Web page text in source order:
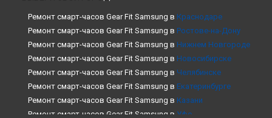
Ремонт смарт-часов Gear Fit Samsung в Краснодаре
Ремонт смарт-часов Gear Fit Samsung в Ростове-на-Дону
Ремонт смарт-часов Gear Fit Samsung в Нижнем Новгороде
Ремонт смарт-часов Gear Fit Samsung в Новосибирске
Ремонт смарт-часов Gear Fit Samsung в Челябинске
Ремонт смарт-часов Gear Fit Samsung в Екатеринбурге
Ремонт смарт-часов Gear Fit Samsung в Казани
Ремонт смарт-часов Gear Fit Samsung в Уфе